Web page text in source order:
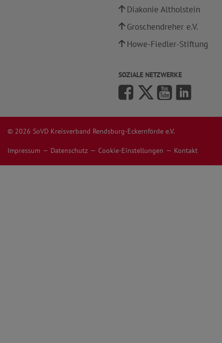
Diakonie Altholstein
Groschendreher e.V.
Howe-Fiedler-Stiftung
SOZIALE NETZWERKE
© 2026 SoVD Kreisverband Rendsburg-Eckernförde e.V.
Impressum Datenschutz Cookie-Einstellungen Kontakt